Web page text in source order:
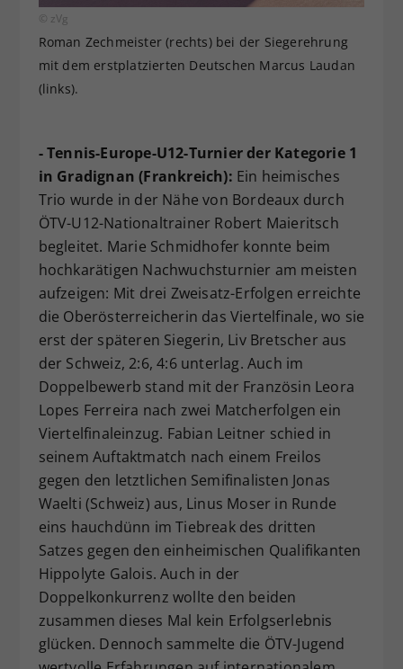
© zVg
Roman Zechmeister (rechts) bei der Siegerehrung
mit dem erstplatzierten Deutschen Marcus Laudan
(links).
- Tennis-Europe-U12-Turnier der Kategorie 1
in Gradignan (Frankreich): Ein heimisches
Trio wurde in der Nähe von Bordeaux durch
ÖTV-U12-Nationaltrainer Robert Maieritsch
begleitet. Marie Schmidhofer konnte beim
hochkarätigen Nachwuchsturnier am meisten
aufzeigen: Mit drei Zweisatz-Erfolgen erreichte
die Oberösterreicherin das Viertelfinale, wo sie
erst der späteren Siegerin, Liv Bretscher aus
der Schweiz, 2:6, 4:6 unterlag. Auch im
Doppelbewerb stand mit der Französin Leora
Lopes Ferreira nach zwei Matcherfolgen ein
Viertelfinaleinzug. Fabian Leitner schied in
seinem Auftaktmatch nach einem Freilos
gegen den letztlichen Semifinalisten Jonas
Waelti (Schweiz) aus, Linus Moser in Runde
eins hauchdünn im Tiebreak des dritten
Satzes gegen den einheimischen Qualifikanten
Hippolyte Galois. Auch in der
Doppelkonkurrenz wollte den beiden
zusammen dieses Mal kein Erfolgserlebnis
glücken. Dennoch sammelte die ÖTV-Jugend